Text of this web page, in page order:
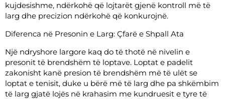
kujdesishme, ndërkohë që lojtarët gjenë kontroll më të
larg dhe precizion ndërkohë që konkurojnë.
Diferenca në Presonin e Larg: Çfarë e Shpall Ata
Një ndryshore largore kaq do të thotë në nivelin e
presonit të brendshëm të loptave. Loptat e padelit
zakonisht kanë presion të brendshëm më të ulët se
loptat e tenisit, duke u bërë më të larg dhe pa shkëmbim
të larg gjatë lojës në krahasim me kundruesit e tyre të